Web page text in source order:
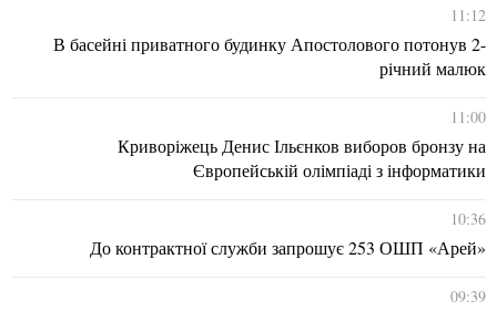
11:12
В басейні приватного будинку Апостолового потонув 2-
річний малюк
11:00
Криворіжець Денис Ільєнков виборов бронзу на
Європейській олімпіаді з інформатики
10:36
До контрактної служби запрошує 253 ОШП «Арей»
09:39